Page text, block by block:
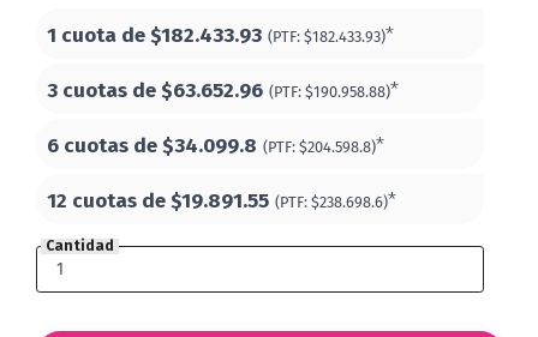
1 cuota de$182.433.93 (PTF: $182.433.93)*
3 cuotas de$63.652.96 (PTF: $190.958.88)*
6 cuotas de$34.099.8 (PTF: $204.598.8)*
12 cuotas de$19.891.55 (PTF: $238.698.6)*
Cantidad